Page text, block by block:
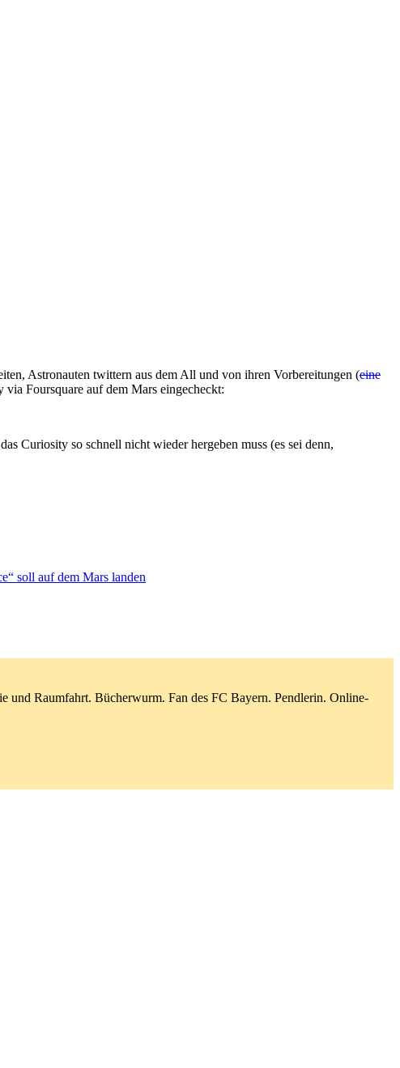
Astronauten twittern aus dem All und von ihren Vorbereitungen (eine
Foursquare auf dem Mars eingecheckt:
Curiosity so schnell nicht wieder hergeben muss (es sei denn,
soll auf dem Mars landen
und Raumfahrt. Bücherwurm. Fan des FC Bayern. Pendlerin. Online-